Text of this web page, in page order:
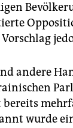
andere
wurde